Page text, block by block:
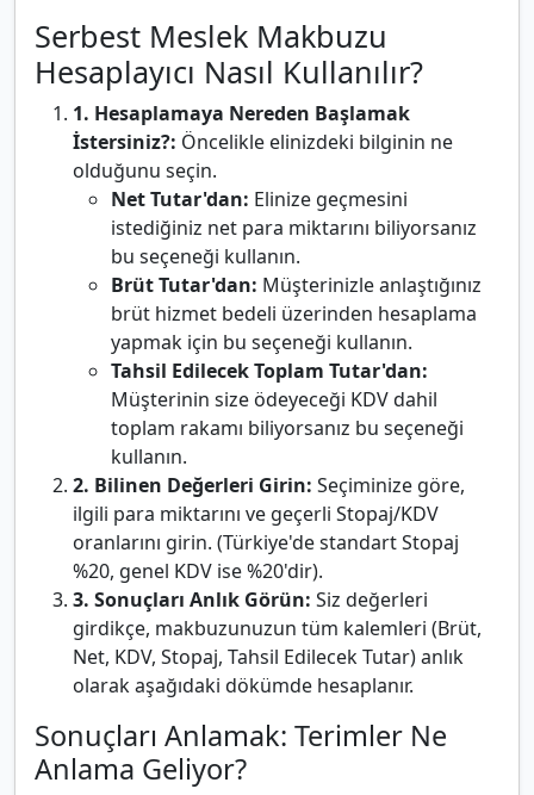
Serbest Meslek Makbuzu
Hesaplayıcı Nasıl Kullanılır?
1. Hesaplamaya Nereden Başlamak
İstersiniz?: Öncelikle elinizdeki bilginin ne
olduğunu seçin.
Net Tutar'dan: Elinize geçmesini
istediğiniz net para miktarını biliyorsanız
bu seçeneği kullanın.
Brüt Tutar'dan: Müşterinizle anlaştığınız
brüt hizmet bedeli üzerinden hesaplama
yapmak için bu seçeneği kullanın.
Tahsil Edilecek Toplam Tutar'dan:
Müşterinin size ödeyeceği KDV dahil
toplam rakamı biliyorsanız bu seçeneği
kullanın.
2. Bilinen Değerleri Girin: Seçiminize göre,
ilgili para miktarını ve geçerli Stopaj/KDV
oranlarını girin. (Türkiye'de standart Stopaj
%20, genel KDV ise %20'dir).
3. Sonuçları Anlık Görün: Siz değerleri
girdikçe, makbuzunuzun tüm kalemleri (Brüt,
Net, KDV, Stopaj, Tahsil Edilecek Tutar) anlık
olarak aşağıdaki dökümde hesaplanır.
Sonuçları Anlamak: Terimler Ne
Anlama Geliyor?